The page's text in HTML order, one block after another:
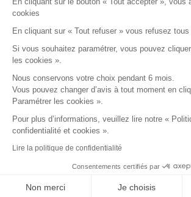
• Nous appeler au : 01 49 12 08 30
• Nous écrire par mail à :
L’accueil téléphonique est assuré du
8h30 à 12h30 et 13h30 à 17h30.
Copyright © 2025 - Réalisation, Hébergement :
Gestion des droits
cookies
En cliquant sur « Tout refuser » vous refusez
Si vous souhaitez paramétrer, vous pouvez
les cookies ».
Nous conservons votre choix pendant 6 mois.
Vous pouvez changer d’avis à tout moment en
Paramétrer les cookies ».
Pour plus d’informations, veuillez lire notre «
confidentialité et cookies ».
Lire la politique de confidentialité
Consentements certifiés par
Non merci Je choisis